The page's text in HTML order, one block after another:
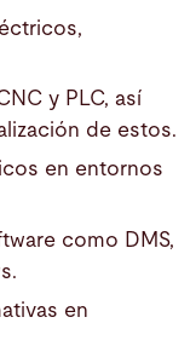
y PLC, así
de estos.
en entornos
como DMS,
en